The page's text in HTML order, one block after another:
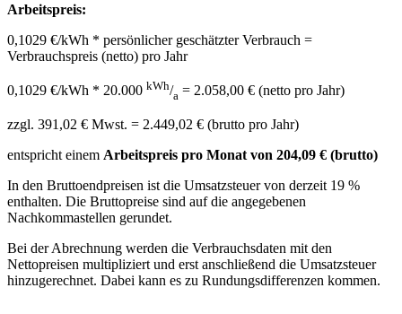
Arbeitspreis:
0,1029 €/kWh * persönlicher geschätzter Verbrauch =
Verbrauchspreis (netto) pro Jahr
0,1029 €/kWh * 20.000 kWh/a = 2.058,00 € (netto pro Jahr)
zzgl. 391,02 € Mwst. = 2.449,02 € (brutto pro Jahr)
entspricht einem Arbeitspreis pro Monat von 204,09 € (brutto)
In den Bruttoendpreisen ist die Umsatzsteuer von derzeit 19 %
enthalten. Die Bruttopreise sind auf die angegebenen
Nachkommastellen gerundet.
Bei der Abrechnung werden die Verbrauchsdaten mit den
Nettopreisen multipliziert und erst anschließend die Umsatzsteuer
hinzugerechnet. Dabei kann es zu Rundungsdifferenzen kommen.